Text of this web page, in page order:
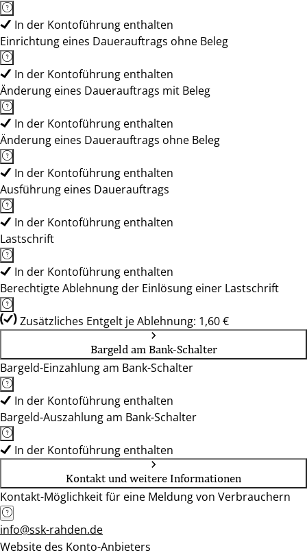
In der Kontoführung enthalten
Einrichtung eines Dauerauftrags ohne Beleg
In der Kontoführung enthalten
Änderung eines Dauerauftrags mit Beleg
In der Kontoführung enthalten
Änderung eines Dauerauftrags ohne Beleg
In der Kontoführung enthalten
Ausführung eines Dauerauftrags
In der Kontoführung enthalten
Lastschrift
In der Kontoführung enthalten
Berechtigte Ablehnung der Einlösung einer Lastschrift
Zusätzliches Entgelt je Ablehnung: 1,60 €
Bargeld am Bank-Schalter
Bargeld-Einzahlung am Bank-Schalter
In der Kontoführung enthalten
Bargeld-Auszahlung am Bank-Schalter
In der Kontoführung enthalten
Kontakt und weitere Informationen
Kontakt-Möglichkeit für eine Meldung von Verbrauchern
info@ssk-rahden.de
Website des Konto-Anbieters